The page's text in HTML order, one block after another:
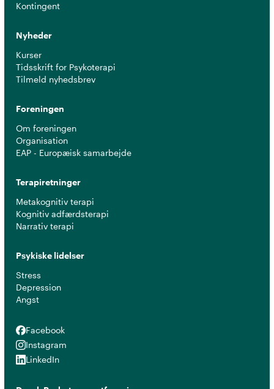
Kontingent
Nyheder
Kurser
Tidsskrift for Psykoterapi
Tilmeld nyhedsbrev
Foreningen
Om foreningen
Organisation
EAP - Europæisk samarbejde
Terapiretninger
Metakognitiv terapi
Kognitiv adfærdsterapi
Narrativ terapi
Psykiske lidelser
Stress
Depression
Angst
Facebook
Facebook
Instagram
Instagram
LinkedIn
LinkedIn